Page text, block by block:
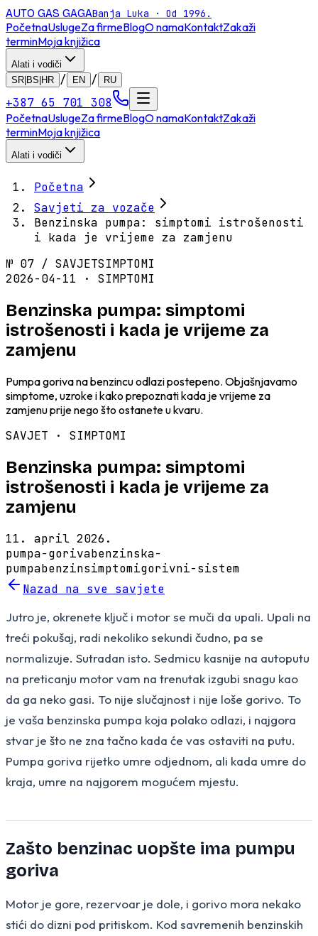
AUTO GAS GAGABanja Luka · Od 1996.
PočetnaUslugeZa firmeBlogO namaKontaktZakaži
terminMoja knjižica
Alati i vodiči
SR|BS|HR
/ EN / RU
+387 65 701 308
PočetnaUslugeZa firmeBlogO namaKontaktZakaži
terminMoja knjižica
Alati i vodiči
Početna
Savjeti za vozače
Benzinska pumpa: simptomi istrošenosti
i kada je vrijeme za zamjenu
№ 07 / SAVJETSIMPTOMI
2026-04-11 · SIMPTOMI
Benzinska pumpa: simptomi
istrošenosti i kada je vrijeme za
zamjenu
Pumpa goriva na benzincu odlazi postepeno. Objašnjavamo
simptome, uzroke i kako prepoznati kada je vrijeme za
zamjenu prije nego što ostanete u kvaru.
SAVJET · SIMPTOMI
Benzinska pumpa: simptomi
istrošenosti i kada je vrijeme za
zamjenu
11. april 2026.
pumpa-gorivabenzinska-
pumpabenzinsimptomigorivni-sistem
Nazad na sve savjete
Jutro je, okrenete ključ i motor se muči da upali. Upali na
treći pokušaj, radi nekoliko sekundi čudno, pa se
normalizuje. Sutradan isto. Sedmicu kasnije na autoputu
na preticanju motor vam na trenutak izgubi snagu kao
da ga neko gasi. To nije slučajnost i nije loše gorivo. To
je vaša benzinska pumpa koja polako odlazi, i najgora
stvar je što ne zna tačno kada će vas ostaviti na putu.
Pumpa goriva rijetko umre odjednom, ali kada umre do
kraja, umre na najgorem mogućem mjestu.
Zašto benzinac uopšte ima pumpu
goriva
Motor je gore, rezervoar je dole, i gorivo mora nekako
stići do dizni pod pritiskom. Kod savremenih benzinskih